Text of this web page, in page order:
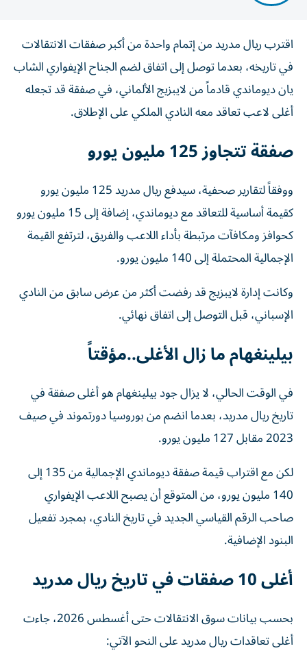
اقترب ريال مدريد من إتمام واحدة من أكبر صفقات الانتقالات
في تاريخه، بعدما توصل إلى اتفاق لضم الجناح الإيفواري الشاب
يان ديوماندي قادماً من لايبزيج الألماني، في صفقة قد تجعله
أغلى لاعب تعاقد معه النادي الملكي على الإطلاق.
صفقة تتجاوز 125 مليون يورو
ووفقاً لتقارير صحفية، سيدفع ريال مدريد 125 مليون يورو
كقيمة أساسية للتعاقد مع ديوماندي، إضافة إلى 15 مليون يورو
كحوافز ومكافآت مرتبطة بأداء اللاعب والفريق، لترتفع القيمة
الإجمالية المحتملة إلى 140 مليون يورو.
وكانت إدارة لايبزيج قد رفضت أكثر من عرض سابق من النادي
الإسباني، قبل التوصل إلى اتفاق نهائي.
بيلينغهام ما زال الأغلى..مؤقتاً
في الوقت الحالي، لا يزال جود بيلينغهام هو أغلى صفقة في
تاريخ ريال مدريد، بعدما انضم من بوروسيا دورتموند في صيف
2023 مقابل 127 مليون يورو.
لكن مع اقتراب قيمة صفقة ديوماندي الإجمالية من 135 إلى
140 مليون يورو، من المتوقع أن يصبح اللاعب الإيفواري
صاحب الرقم القياسي الجديد في تاريخ النادي، بمجرد تفعيل
البنود الإضافية.
أغلى 10 صفقات في تاريخ ريال مدريد
بحسب بيانات سوق الانتقالات حتى أغسطس 2026، جاءت
أغلى تعاقدات ريال مدريد على النحو الآتي: